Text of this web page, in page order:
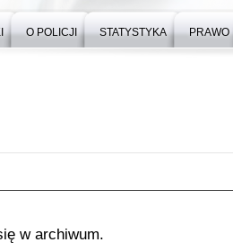
O POLICJI STATYSTYKA PRAWO
w archiwum.